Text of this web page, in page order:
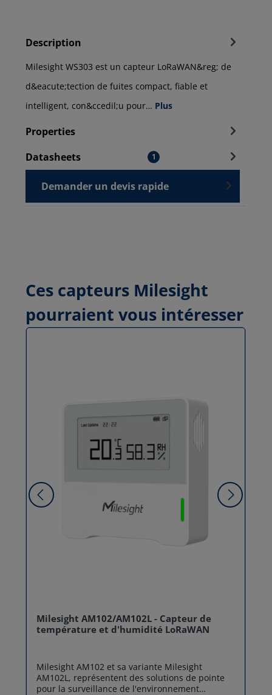
Description
Milesight WS303 est un capteur LoRaWAN&reg; de
d&eacute;tection de fuites compact, fiable et
intelligent, con&ccedil;u pour… Plus
Properties
Datasheets
1
Demander un devis rapide
Ces capteurs Milesight
pourraient vous intéresser
Milesight AM102/AM102L - Capteur de
température et d'humidité LoRaWAN
Milesight AM102 et sa variante Milesight
AM102L, représentent des solutions de pointe
pour la surveillance de l'environnement